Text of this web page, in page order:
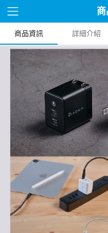
商品資訊 詳細介紹